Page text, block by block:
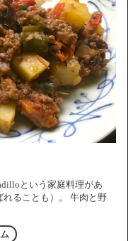
という家庭料理があ
ることも）。 牛肉と野